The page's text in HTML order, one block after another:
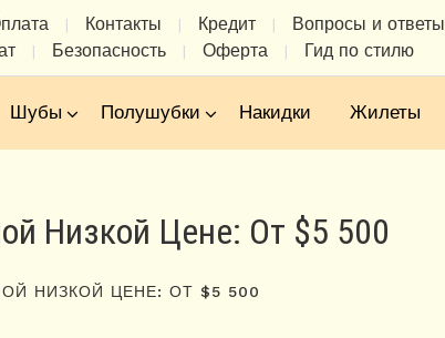
| Контакты | Кредит | Вопросы и ответы
| Безопасность | Оферта | Гид по стилю
Шубы Полушубки Накидки Жилеты
Низкой Цене: От $5 500
НИЗКОЙ ЦЕНЕ: ОТ $5 500